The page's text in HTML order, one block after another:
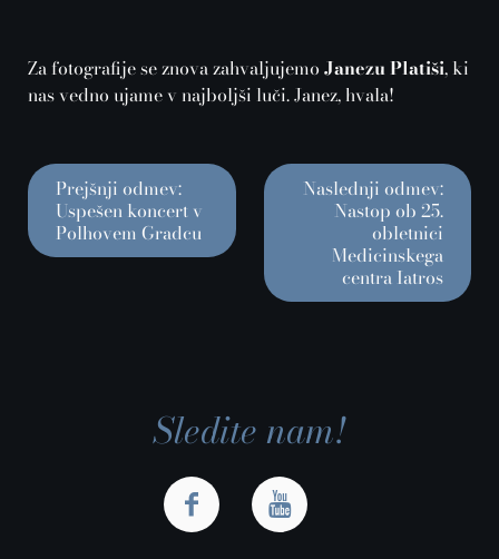
Za fotografije se znova zahvaljujemo Janezu Platiši, ki
nas vedno ujame v najboljši luči. Janez, hvala!
Prejšnji odmev:
Uspešen koncert v
Polhovem Gradcu
Naslednji odmev:
Nastop ob 25.
obletnici
Medicinskega
centra Iatros
Sledite nam!